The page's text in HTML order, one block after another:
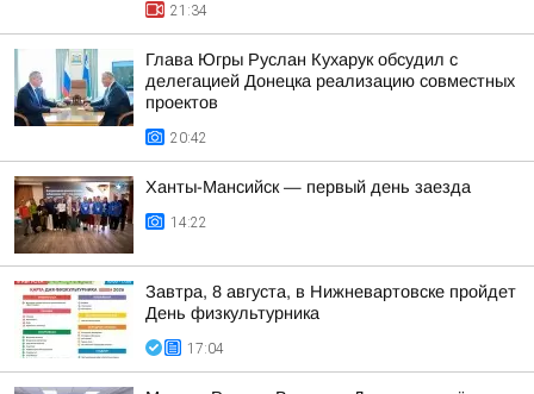
21:34
Глава Югры Руслан Кухарук обсудил с
делегацией Донецка реализацию совместных
проектов
20:42
Ханты-Мансийск — первый день заезда
14:22
Завтра, 8 августа, в Нижневартовске пройдет
День физкультурника
17:04